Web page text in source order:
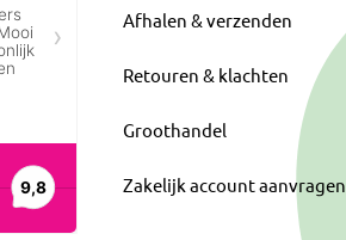
Afhalen & verzenden
Retouren & klachten
Groothandel
Zakelijk account aanvragen